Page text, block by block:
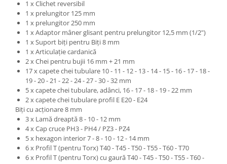
1 x Clichet reversibil
1 x prelungitor 125 mm
1 x prelungitor 250 mm
1 x Adaptor mâner glisant pentru prelungitor 12,5 mm (1/2")
1 x Suport biţi pentru Biţi 8 mm
1 x Articulaţie cardanică
2 x Chei pentru bujii 16 mm + 21 mm
17 x capete chei tubulare 10 - 11 - 12 - 13 - 14 - 15 - 16 - 17 - 18 -
19 - 20 - 21 - 22 - 24 - 27 - 30 - 32 mm
5 x capete chei tubulare, adânci, 16 - 17 - 18 - 19 - 22 mm
2 x capete chei tubulare profil E E20 - E24
Biţi cu acţionare 8 mm
3 x Lamă dreaptă 8 - 10 - 12 mm
4 x Cap cruce PH3 - PH4 / PZ3 - PZ4
5 x hexagon interior 7 - 8 - 10 - 12 - 14 mm
6 x Profil T (pentru Torx) T40 - T45 - T50 - T55 - T60 - T70
6 x Profil T (pentru Torx) cu gaură T40 - T45 - T50 - T55 - T60 -